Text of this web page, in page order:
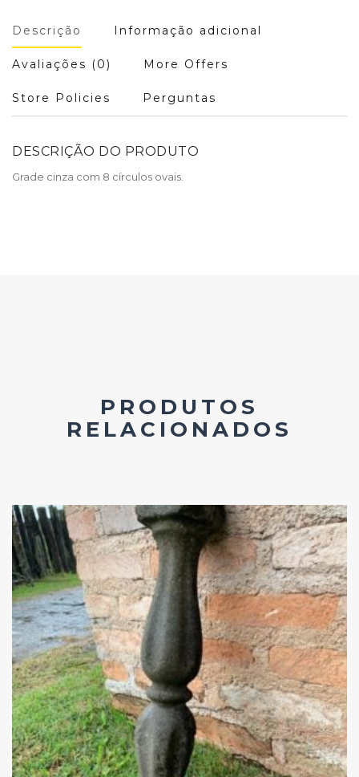
Descrição Informação adicional
Avaliações (0) More Offers
Store Policies Perguntas
DESCRIÇÃO DO PRODUTO
Grade cinza com 8 círculos ovais.
PRODUTOS
RELACIONADOS
Add
ao
Favoritos